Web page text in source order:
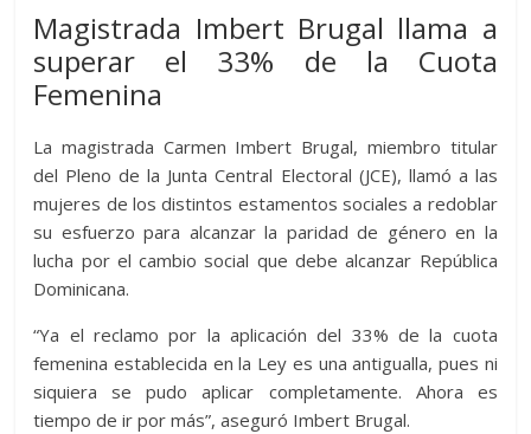
Magistrada Imbert Brugal llama a
superar el 33% de la Cuota
Femenina
La magistrada Carmen Imbert Brugal, miembro titular
del Pleno de la Junta Central Electoral (JCE), llamó a las
mujeres de los distintos estamentos sociales a redoblar
su esfuerzo para alcanzar la paridad de género en la
lucha por el cambio social que debe alcanzar República
Dominicana.
“Ya el reclamo por la aplicación del 33% de la cuota
femenina establecida en la Ley es una antigualla, pues ni
siquiera se pudo aplicar completamente. Ahora es
tiempo de ir por más”, aseguró Imbert Brugal.